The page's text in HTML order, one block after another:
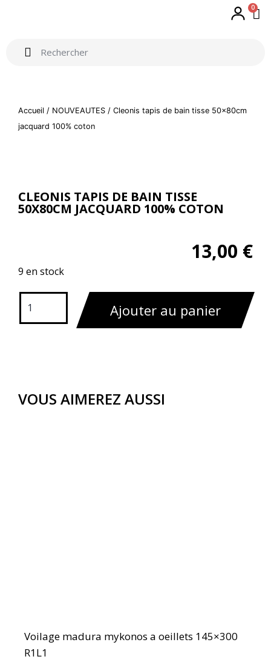
0
Accueil / NOUVEAUTES / Cleonis tapis de bain tisse 50x80cm
jacquard 100% coton
CLEONIS TAPIS DE BAIN TISSE
50X80CM JACQUARD 100% COTON
13,00 €
9 en stock
Ajouter au panier
VOUS AIMEREZ AUSSI
Voilage madura mykonos a oeillets 145×300
R1L1